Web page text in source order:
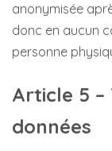
anonymisée
donc en aucun
personne
Article 5 –
données